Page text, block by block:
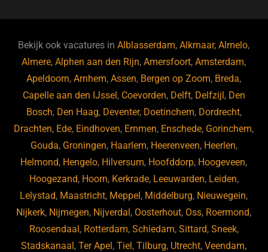
b
o
o
k
ky dI
n
Bekijk ook vacatures inAlblasserdam,Alkmaar,Almelo,
Almere,Alphen aan den Rijn,Amersfoort,Amsterdam,
Apeldoorn,Arnhem,Assen, Bergen op Zoom, Breda,
Capelle aan den IJssel , Coevorden, Delft, Delfzijl , Den
Bosch, Den Haag, Deventer, Doetinchem, Dordrecht,
Drachten, Ede, Eindhoven, Emmen, Enschede, Gorinchem,
Gouda, Groningen, Haarlem, Heerenveen, Heerlen,
Helmond, Hengelo, Hilversum, Hoofddorp, Hoogeveen,
Hoogezand, Hoorn, Kerkrade, Leeuwarden, Leiden,
Lelystad, Maastricht, Meppel , Middelburg, Nieuwegein,
Nijkerk, Nijmegen, Nijverdal , Oosterhout, Oss, Roermond,
Roosendaal , Rotterdam, Schiedam, Sittard, Sneek,
Stadskanaal ,Ter Apel ,Tiel ,Tilburg, Utrecht,Veendam,